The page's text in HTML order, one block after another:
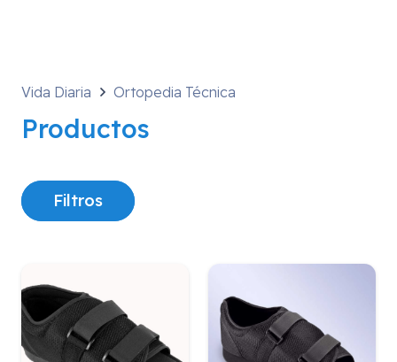
Vida Diaria Ortopedia Técnica
Productos
Filtros